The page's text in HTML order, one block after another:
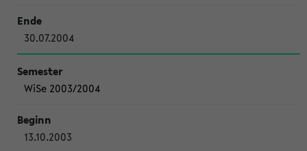
30.07.2004
WiSe 2003/2004
13.10.2003